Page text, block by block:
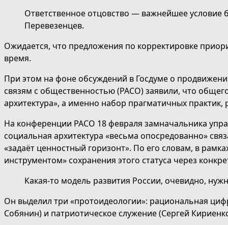
Ответственное отцовство — важнейшее условие
Перевезенцев.
Ожидается, что предложения по корректировке
время.
При этом на фоне обсуждений в Госдуме о
связям с общественностью (РАСО) заявили, что
архитектура», а именно набор прагматичных
На конференции РАСО 18 февраля замначальника
социальная архитектура «весьма опосредованно»
«задаёт ценностный горизонт». По его словам, в
инструментом» сохранения этого статуса через
Какая-то модель развития России, очевидно,
Он выделил три «протоидеологии»: рациональная
Собянин) и патриотическое служение (Сергей